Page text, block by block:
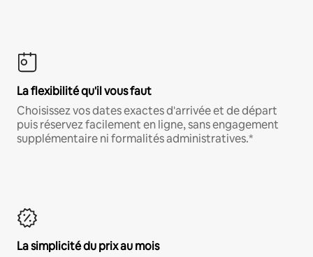
La flexibilité qu'il vous faut
Choisissez vos dates exactes d'arrivée et de départ
puis réservez facilement en ligne, sans engagement
supplémentaire ni formalités administratives.*
La simplicité du prix au mois